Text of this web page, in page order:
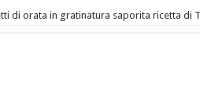
di orata in gratinatura saporita ricetta di